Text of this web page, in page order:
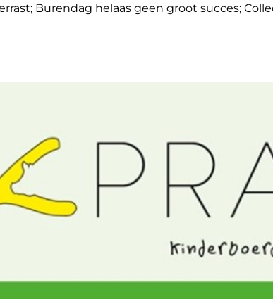
Burendag helaas geen groot succes;